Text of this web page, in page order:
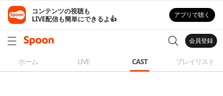
コンテンツの視聴も
LIVE配信も簡単にできるよ👍
アプリで聴く
会員登録
ホーム LIVE CAST プレイリスト